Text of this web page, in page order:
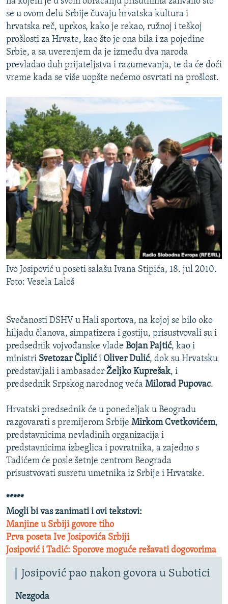
se u ovom delu Srbije čuvaju hrvatska kultura i
hrvatska reč, uprkos, kako je rekao, ružnoj i teškoj
prošlosti za Hrvate, kao što je ona bila i za pojedine
Srbie, a sa uverenjem da je između dva naroda
prevladao duh prijateljstva i razumevanja, te da će doći
vreme kada se više uopšte nećemo osvrtati na prošlost.
Ivo Josipović u poseti salašu Ivana Stipića, 18. jul 2010.
Foto: Vesela Laloš
Svečanosti DSHV u Hali sportova, na kojoj se bilo oko
hiljadu članova, simpatizera i gostiju, prisustvovali su i
predsednik vojvođanske vlade Bojan Pajtić, kao i
ministri Svetozar Čiplići Oliver Dulić, dok su Hrvatsku
predstavljali i ambasador Željko Kuprešak, i
predsednik Srpskog narodnog veća Milorad Pupovac.
Hrvatski predsednik će u ponedeljak u Beogradu
razgovarati s premijerom Srbije Mirkom Cvetkovićem,
predstavnicima nevladinih organizacija i
predstavnicima izbeglica i povratnika, a zajedno s
Tadićem će posle šetnje centrom Beograda
prisustvovati susretu umetnika iz Srbije i Hrvatske.
*****
Mogli bi vas zanimati i ovi tekstovi:
Manjine u Srbiji govore tiho
Prva poseta Ive Josipovića Srbiji
Josipović i Tadić: Sporove moguće rešavati dogovorima
Josipović pao nakon govora u Subotici
Nezgoda